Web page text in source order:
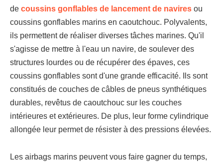
de coussins gonflables de lancement de navires ou
coussins gonflables marins en caoutchouc. Polyvalents,
ils permettent de réaliser diverses tâches marines. Qu'il
s'agisse de mettre à l'eau un navire, de soulever des
structures lourdes ou de récupérer des épaves, ces
coussins gonflables sont d'une grande efficacité. Ils sont
constitués de couches de câbles de pneus synthétiques
durables, revêtus de caoutchouc sur les couches
intérieures et extérieures. De plus, leur forme cylindrique
allongée leur permet de résister à des pressions élevées.
Les airbags marins peuvent vous faire gagner du temps,